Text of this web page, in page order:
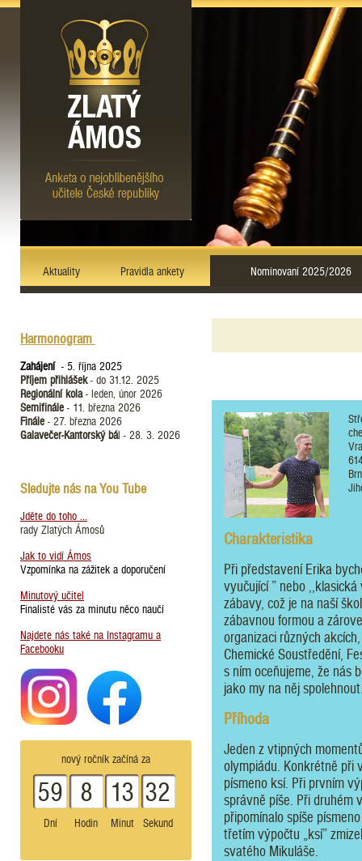
Aktuality Pravidla ankety Nominovaní 2025/2026
Harmonogram
Zahájení - 5. října 2025
Příjem přihlášek- do 31.12. 2025
Regionální kola- leden, únor 2026
Semifinále - 11. března 2026
Finále - 27. března 2026
Galavečer-Kantorský bál - 28. 3. 2026
Sledujte nás na You Tube
Jděte do toho ...
rady Zlatých Ámosů
Jak to vidí Ámos
Vzpomínka na zážitek a doporučení
Minutový učitel
Finalisté vás za minutu něco naučí
Najdete nás také na Instagramu a
Facebooku
nový ročník začíná za
59
Dní
8
Hodin
13
Minut
32
Sekund
Charakteristika
Při představení Erika
vyučující ” nebo
zábavy, což je na naší
zábavnou formou a
organizaci různých
Chemické Soustředění,
s ním oceňujeme, že nás
jako my na něj
Příhoda
Jeden z vtipných
olympiádu. Konkrétně při
písmeno ksí. Při prvním
správně píše. Při druhém
připomínalo spíše
třetím výpočtu „ksí”
svatého Mikuláše.